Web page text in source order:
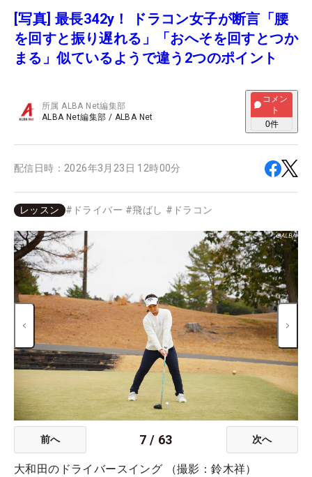
[写真] 最長342y！ ドラコン女子が断言「腰
を回すと振り遅れる」「おへそを回すとつか
まる」似ているようで違う2つのポイント
所属ALBA Net編集部
ALBA Net編集部 / ALBA Net
コメン
ト
0件
配信日時： 2026年3月23日 12時00分
レッスン # ドライバー #飛ばし # ドラコン
前へ 7 / 63 次へ
大和田のドライバースイング （撮影：鈴木祥）